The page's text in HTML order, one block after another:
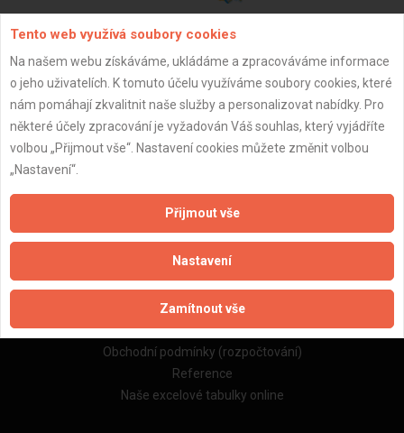
ZPĚT
Aktualizováno z portálu ARES dne 03.12.2025 05:15:02
Důležité informace
Naše firmy a řemeslníci
Zpracování a ochrana osobních údajů
Zásady pro používání souborů cookie
Obchodní podmínky (zprostředkování)
Obchodní podmínky (rozpočtování)
Reference
Naše excelové tabulky online
Tento web využívá soubory cookies
Na našem webu získáváme, ukládáme a zpracováváme informace
o jeho uživatelích. K tomuto účelu využíváme soubory cookies, které
nám pomáhají zkvalitnit naše služby a personalizovat nabídky. Pro
některé účely zpracování je vyžadován Váš souhlas, který vyjádříte
volbou „Přijmout vše“. Nastavení cookies můžete změnit volbou
„Nastavení“.
Přijmout vše
Nastavení
Zamítnout vše